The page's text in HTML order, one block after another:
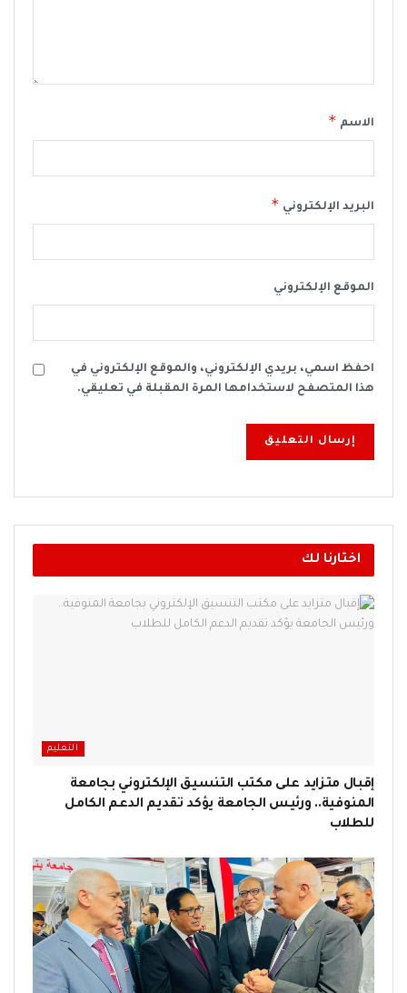
الاسم *
البريد الإلكتروني *
الموقع الإلكتروني
احفظ اسمي، بريدي الإلكتروني، والموقع الإلكتروني في
هذا المتصفح لاستخدامها المرة المقبلة في تعليقي.
اختارنا لك
التعليم
إقبال متزايد على مكتب التنسيق الإلكتروني بجامعة
المنوفية.. ورئيس الجامعة يؤكد تقديم الدعم الكامل
للطلاب